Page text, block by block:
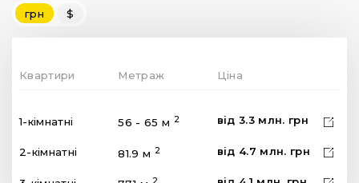
грн $
Квартири Метраж Ціна
1-кімнатні 56 - 65 м 2 від 3.3 млн. грн
2-кімнатні 81.9 м 2 від 4.7 млн. грн